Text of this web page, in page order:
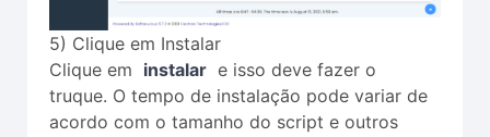
5) Clique em Instalar
Clique em instalar e isso deve fazer o
truque. O tempo de instalação pode variar de
acordo com o tamanho do script e outros